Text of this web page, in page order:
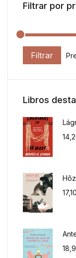
Filtrar por
Precio mínimo
Precio
Filtrar
Libros
17,10